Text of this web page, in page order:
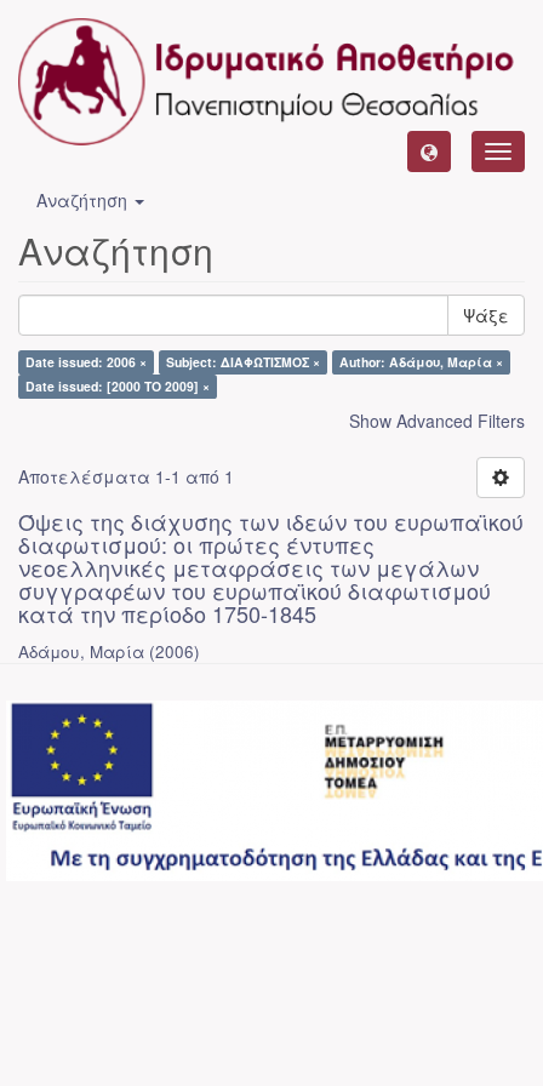
Αναζήτηση
Αναζήτηση
Ψάξε
Date issued: 2006 × Subject: ΔΙΑΦΩΤΙΣΜΟΣ ×
Author: Αδάμου, Μαρία ×
Date issued: [2000 TO 2009] ×
Show Advanced Filters
Αποτελέσματα 1-1 από 1
Όψεις της διάχυσης των ιδεών του ευρωπαϊκού
διαφωτισμού: οι πρώτες έντυπες
νεοελληνικές μεταφράσεις των μεγάλων
συγγραφέων του ευρωπαϊκού διαφωτισμού
κατά την περίοδο 1750-1845
Αδάμου, Μαρία (2006)